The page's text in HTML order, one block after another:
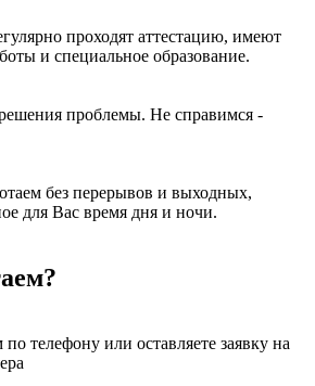
проходят аттестацию, имеют
и специальное образование.
проблемы. Не справимся -
без перерывов и выходных,
для Вас время дня и ночи.
телефону или оставляете заявку на